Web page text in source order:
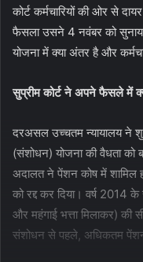
कोर्ट कर्मचारियों की ओर से
फैसला उसने 4 नवंबर को
योजना में क्या अंतर है और
सुप्रीम कोर्ट ने अपने फैसले में
दरअसल उच्चतम न्यायालय ने
(संशोधन) योजना की वैधता को
अदालत ने पेंशन कोष में शामिल
को रद्द कर दिया। वर्ष
और महंगाई भत्ता मिलाकर) की
संशोधन से पहले, अधिकतम पेंशन